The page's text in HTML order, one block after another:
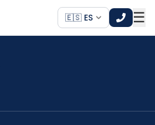
🇪🇸 ES ☰